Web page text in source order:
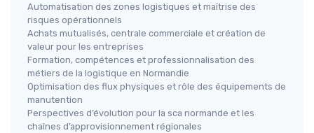
Automatisation des zones logistiques et maîtrise des
risques opérationnels
Achats mutualisés, centrale commerciale et création de
valeur pour les entreprises
Formation, compétences et professionnalisation des
métiers de la logistique en Normandie
Optimisation des flux physiques et rôle des équipements de
manutention
Perspectives d’évolution pour la sca normande et les
chaînes d’approvisionnement régionales